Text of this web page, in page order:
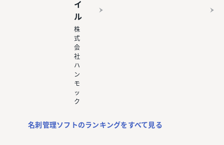
イ
ル
株
式
会
社
ハ
ン
モ
ッ
ク
名刺管理ソフトのランキングをすべて見る